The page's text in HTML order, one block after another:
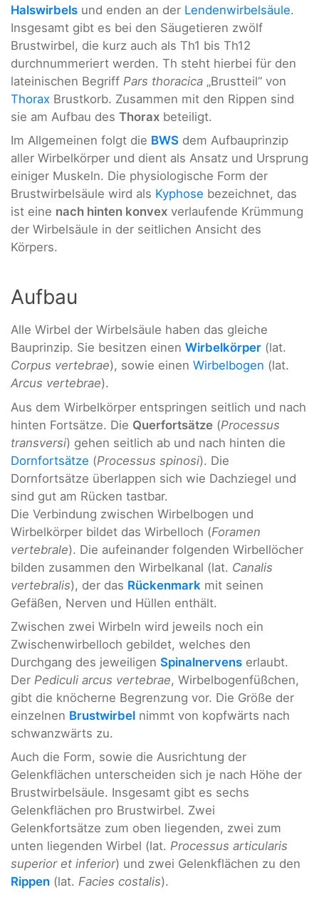
Halswirbels und enden an der Lendenwirbelsäule.
Insgesamt gibt es bei den Säugetieren zwölf
Brustwirbel, die kurz auch als Th1 bis Th12
durchnummeriert werden. Th steht hierbei für den
lateinischen Begriff Pars thoracica „Brustteil“ von
Thorax Brustkorb. Zusammen mit den Rippen sind
sie am Aufbau des Thorax beteiligt.
Im Allgemeinen folgt die BWS dem Aufbauprinzip
aller Wirbelkörper und dient als Ansatz und Ursprung
einiger Muskeln. Die physiologische Form der
Brustwirbelsäule wird als Kyphose bezeichnet, das
ist eine nach hinten konvex verlaufende Krümmung
der Wirbelsäule in der seitlichen Ansicht des
Körpers.
Aufbau
Alle Wirbel der Wirbelsäule haben das gleiche
Bauprinzip. Sie besitzen einen Wirbelkörper (lat.
Corpus vertebrae), sowie einen Wirbelbogen (lat.
Arcus vertebrae).
Aus dem Wirbelkörper entspringen seitlich und nach
hinten Fortsätze. Die Querfortsätze (Processus
transversi) gehen seitlich ab und nach hinten die
Dornfortsätze (Processus spinosi). Die
Dornfortsätze überlappen sich wie Dachziegel und
sind gut am Rücken tastbar.
Die Verbindung zwischen Wirbelbogen und
Wirbelkörper bildet das Wirbelloch (Foramen
vertebrale). Die aufeinander folgenden Wirbellöcher
bilden zusammen den Wirbelkanal (lat. Canalis
vertebralis), der das Rückenmark mit seinen
Gefäßen, Nerven und Hüllen enthält.
Zwischen zwei Wirbeln wird jeweils noch ein
Zwischenwirbelloch gebildet, welches den
Durchgang des jeweiligen Spinalnervens erlaubt.
Der Pediculi arcus vertebrae, Wirbelbogenfüßchen,
gibt die knöcherne Begrenzung vor. Die Größe der
einzelnen Brustwirbel nimmt von kopfwärts nach
schwanzwärts zu.
Auch die Form, sowie die Ausrichtung der
Gelenkflächen unterscheiden sich je nach Höhe der
Brustwirbelsäule. Insgesamt gibt es sechs
Gelenkflächen pro Brustwirbel. Zwei
Gelenkfortsätze zum oben liegenden, zwei zum
unten liegenden Wirbel (lat. Processus articularis
superior et inferior) und zwei Gelenkflächen zu den
Rippen (lat. Facies costalis).